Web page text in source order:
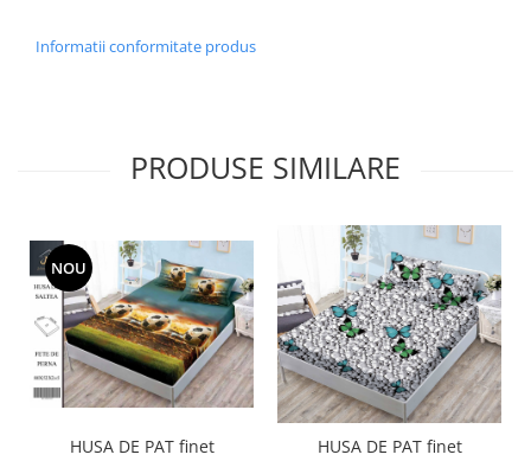
Informatii conformitate produs
PRODUSE SIMILARE
NOU
HUSA DE PAT finet
HUSA DE PAT finet